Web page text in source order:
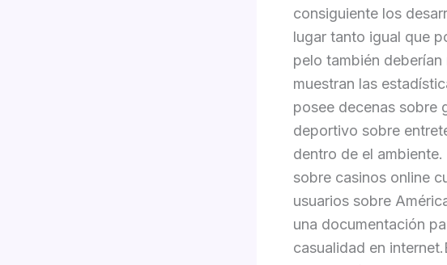
consiguiente los
lugar tanto igual que
pelo también
muestran las
posee decenas sobre
deportivo sobre
dentro de el
sobre casinos online
usuarios sobre
una documentación
casualidad en